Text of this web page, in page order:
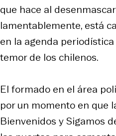
que hace al
lamentablemente, está
en la agenda
temor de los chilenos.
El formado en el área
por un momento en que
Bienvenidos y Sigamos